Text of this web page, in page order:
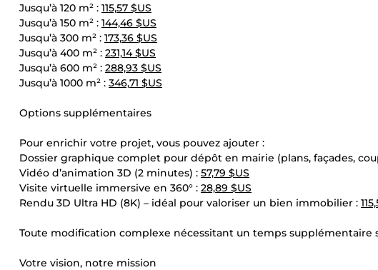
Jusqu’à 120 m² : 115,57 $US
Jusqu’à 150 m² : 144,46 $US
Jusqu’à 300 m² : 173,36 $US
Jusqu’à 400 m² : 231,14 $US
Jusqu’à 600 m² : 288,93 $US
Jusqu’à 1000 m² : 346,71 $US
Options supplémentaires
Pour enrichir votre projet, vous pouvez ajouter :
Dossier graphique complet pour dépôt en mairie (plans, façades,
Vidéo d’animation 3D (2 minutes) : 57,79 $US
Visite virtuelle immersive en 360° : 28,89 $US
Rendu 3D Ultra HD (8K) – idéal pour valoriser un bien immobilier :
Toute modification complexe nécessitant un temps supplémentaire
Votre vision, notre mission